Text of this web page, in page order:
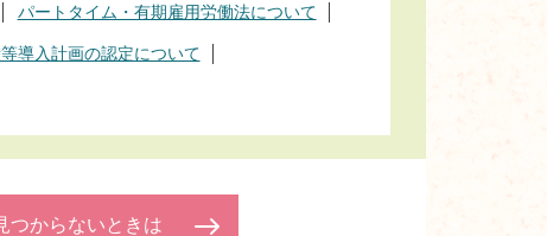
パートタイム・有期雇用労働法について
導入計画の認定について
つからないときは